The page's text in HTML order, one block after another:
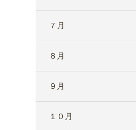
７月
８月
９月
１０月